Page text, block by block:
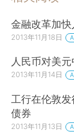
金融改革加
2013年11月18日
人民币对美
2013年11月14日
工行在伦敦
债券
2013年11月13日